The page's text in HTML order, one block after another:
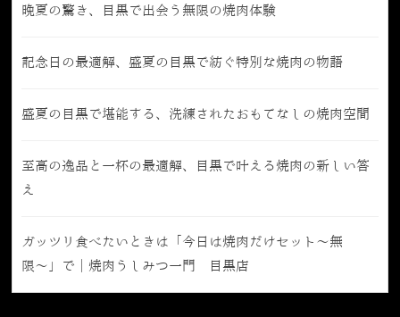
晩夏の驚き、目黒で出会う無限の焼肉体験
記念日の最適解、盛夏の目黒で紡ぐ特別な焼肉の物語
盛夏の目黒で堪能する、洗練されたおもてなしの焼肉空間
至高の逸品と一杯の最適解、目黒で叶える焼肉の新しい答
え
ガッツリ食べたいときは「今日は焼肉だけセット〜無
限〜」で｜焼肉うしみつ一門 目黒店